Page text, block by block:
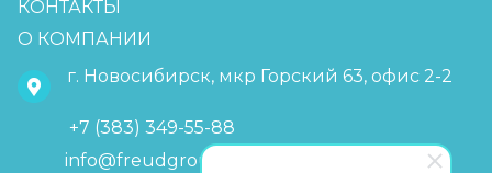
КОНТАКТЫ
О КОМПАНИИ
г. Новосибирск, мкр Горский 63, офис 2-2
+7 (383) 349-55-88
info@freudgroup.ru